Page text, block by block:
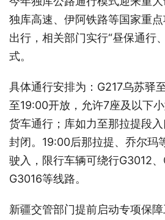
独库高速、伊阿铁路等国家重
出行，相关部门实行“昼保通行
式。
具体通行安排为：G217乌苏驿
至19:00开放，允许7座及以下
货车通行；库如力至那拉提段
封闭。19:00后那拉提、乔尔玛
驶入，限行车辆可绕行G3012、
G3016等线路。
新疆交管部门提前启动专项保